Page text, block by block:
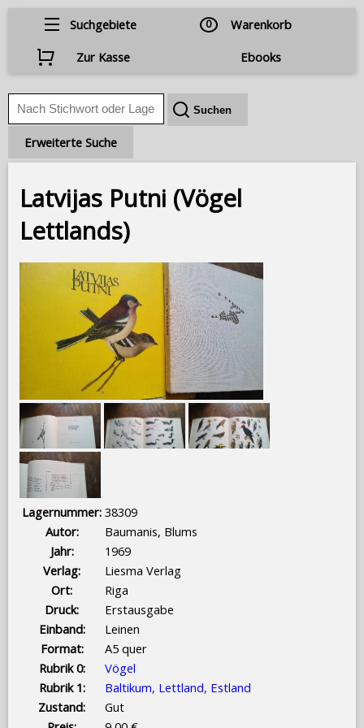
Suchgebiete 0
Warenkorb
Zur Kasse
Ebooks
Erweiterte Suche
Latvijas Putni (Vögel
Lettlands)
Lagernummer: 38309
Autor:
Baumanis, Blums
Jahr:
1969
Verlag:
Liesma Verlag
Ort:
Riga
Druck:
Erstausgabe
Einband:
Leinen
Format:
A5 quer
Rubrik 0:
Vögel
Rubrik 1:
Baltikum, Lettland, Estland
Zustand:
Gut